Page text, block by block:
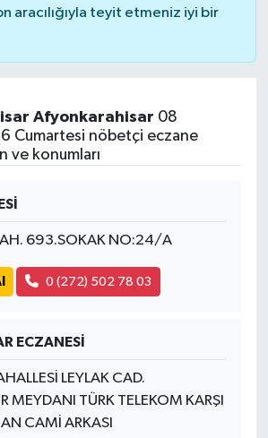
aracılığıyla teyit etmeniz iyi bir
Afyonkarahisar 08
Cumartesi nöbetçi eczane
ve konumları
693.SOKAK NO:24/A
0 (272) 502 78 03
ECZANESİ
LEYLAK CAD.
MEYDANI TÜRK TELEKOM KARŞI
CAMİ ARKASI